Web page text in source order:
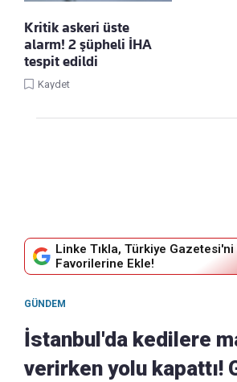
Kritik askeri üste
alarm! 2 şüpheli İHA
tespit edildi
Kaydet
Linke Tıkla, Türkiye Gazetesi'ni
Favorilerine Ekle!
GÜNDEM
İstanbul'da kedilere
verirken yolu kapattı!